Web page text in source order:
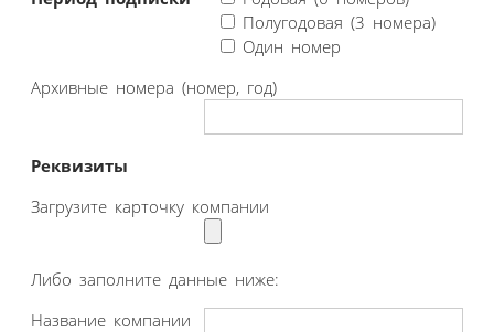
Полугодовая (3 номера)
Один номер
Архивные номера (номер, год)
Реквизиты
Загрузите карточку компании
Либо заполните данные ниже:
Название компании